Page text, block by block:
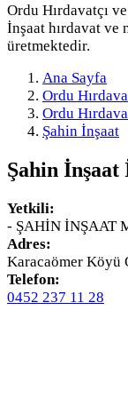
Ordu Hırdavatçı
İnşaat hırdavat ve
üretmektedir.
Ana Sayfa
Ordu
Ordu
Şahin İnşaat
Şahin İnşaat
Yetkili:
- ŞAHİN İNŞAAT
Adres:
Karacaömer Köyü
Telefon:
0452 237 11 28